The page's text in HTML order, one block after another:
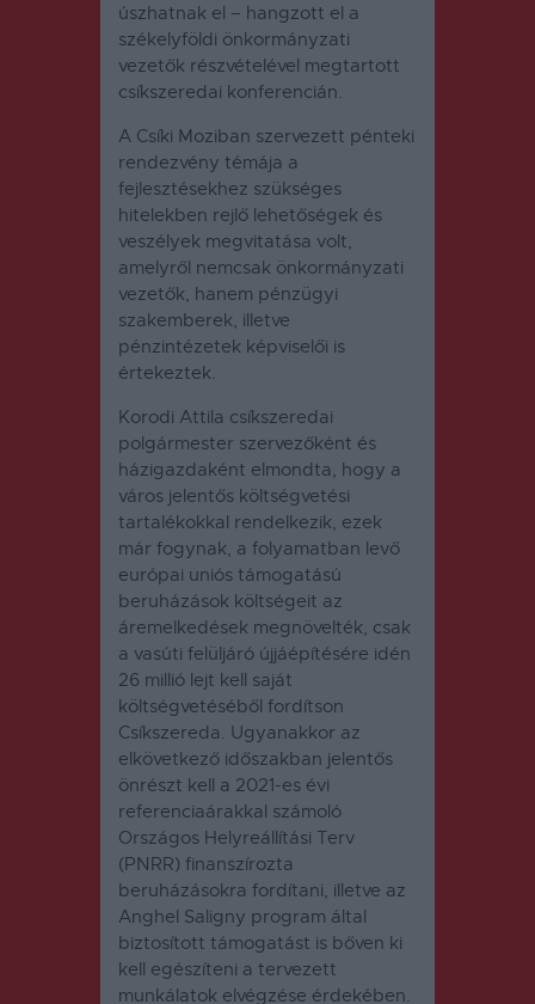
úszhatnak el – hangzott el a
székelyföldi önkormányzati
vezetők részvételével megtartott
csíkszeredai konferencián.
A Csíki Moziban szervezett pénteki
rendezvény témája a
fejlesztésekhez szükséges
hitelekben rejlő lehetőségek és
veszélyek megvitatása volt,
amelyről nemcsak önkormányzati
vezetők, hanem pénzügyi
szakemberek, illetve
pénzintézetek képviselői is
értekeztek.
Korodi Attila csíkszeredai
polgármester szervezőként és
házigazdaként elmondta, hogy a
város jelentős költségvetési
tartalékokkal rendelkezik, ezek
már fogynak, a folyamatban levő
európai uniós támogatású
beruházások költségeit az
áremelkedések megnövelték, csak
a vasúti felüljáró újjáépítésére idén
26 millió lejt kell saját
költségvetéséből fordítson
Csíkszereda. Ugyanakkor az
elkövetkező időszakban jelentős
önrészt kell a 2021-es évi
referenciaárakkal számoló
Országos Helyreállítási Terv
(PNRR) finanszírozta
beruházásokra fordítani, illetve az
Anghel Saligny program által
biztosított támogatást is bőven ki
kell egészíteni a tervezett
munkálatok elvégzése érdekében.